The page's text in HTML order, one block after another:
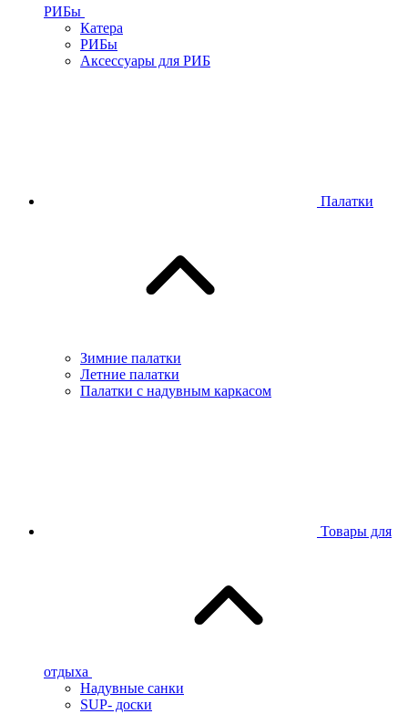
РИБы
Катера
РИБы
Аксессуары для РИБ
Палатки
Зимние палатки
Летние палатки
Палатки с надувным каркасом
Товары для
отдыха
Надувные санки
SUP- доски